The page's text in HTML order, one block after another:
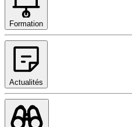
Formation
Actualités